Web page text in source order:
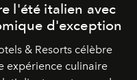
l'été italien avec
d'exception
& Resorts célèbre
expérience culinaire